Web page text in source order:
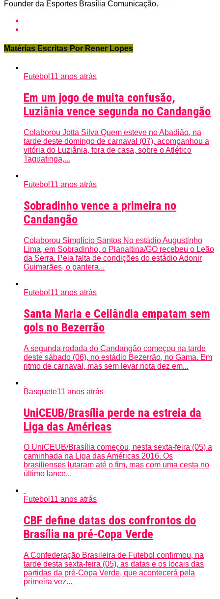
Founder da Esportes Brasília Comunicação.
Matérias Escritas Por Rener Lopes
Futebol 11 anos atrás
Em um jogo de muita confusão,
Luziânia vence segunda no Candangão
Colaborou Jotta Silva Quem esteve no Abadião, na
tarde deste domingo de carnaval (07), acompanhou a
vitória do Luziânia, fora de casa, sobre o Atlético
Taguatinga,...
Futebol 11 anos atrás
Sobradinho vence a primeira no
Candangão
Colaborou Simplício Santos No estádio Augustinho
Lima, em Sobradinho, o Planaltina/GO recebeu o Leão
da Serra. Pela falta de condições do estádio Adonir
Guimarães, o pantera...
Futebol 11 anos atrás
Santa Maria e Ceilândia empatam sem
gols no Bezerrão
A segunda rodada do Candangão começou na tarde
deste sábado (06), no estádio Bezerrão, no Gama. Em
ritmo de carnaval, mas sem levar nota dez em...
Basquete11 anos atrás
UniCEUB/Brasília perde na estreia da
Liga das Américas
O UniCEUB/Brasília começou, nesta sexta-feira (05) a
caminhada na Liga das Américas 2016. Os
brasilienses lutaram até o fim, mas com uma cesta no
último lance...
Futebol 11 anos atrás
CBF define datas dos confrontos do
Brasília na pré-Copa Verde
A Confederação Brasileira de Futebol confirmou, na
tarde desta sexta-feira (05), as datas e os locais das
partidas da pré-Copa Verde, que acontecerá pela
primeira vez...